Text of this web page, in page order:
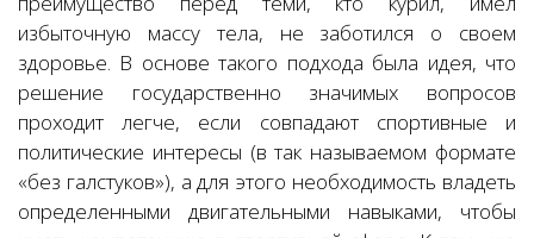
избыточную массу тела, не заботился о своем
здоровье. В основе такого подхода была идея, что
решение государственно значимых вопросов
проходит легче, если совпадают спортивные и
политические интересы (в так называемом формате
«без галстуков»), а для этого необходимость владеть
определенными двигательными навыками, чтобы